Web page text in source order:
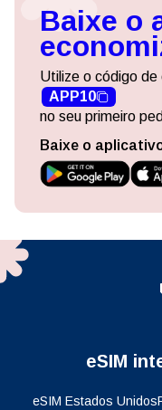
Baixe o
Utilize o código de
APP10
no seu primeiro
Baixe o
eSIM
eSIM Estados Unidos